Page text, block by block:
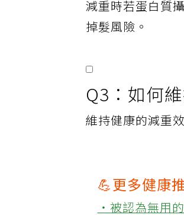
減重時若蛋白質
掉髮風險。
Q3：如何
維持健康的減重
💪更多健康